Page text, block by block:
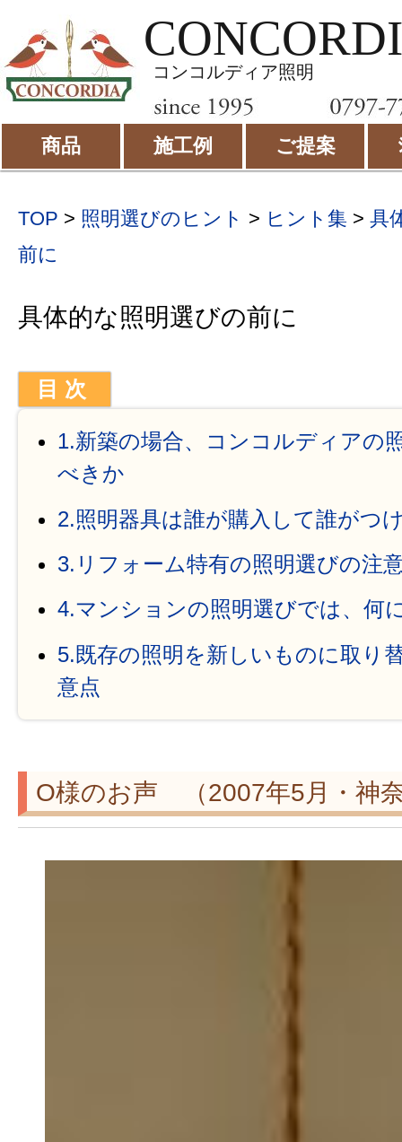
コンコルディア照明
商品 施工例 ご提案
TOP > 照明選びのヒント > ヒント集 > 具
前に
具体的な照明選びの前に
1.新築の場合、コンコルディアの
べきか
2.照明器具は誰が購入して誰がつ
3.リフォーム特有の照明選びの注
4.マンションの照明選びでは、何
5.既存の照明を新しいものに取り
意点
O様のお声 （2007年5月・神